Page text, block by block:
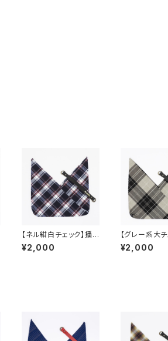
【ネル紺白チェック】播
州織あづま袋
¥2,000
【グレー系大チ
州織あづま袋
¥2,000